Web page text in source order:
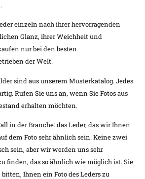
einzeln nach ihrer hervorragenden
Glanz, ihrer Weichheit und
nur bei den besten
der Welt.
sind aus unserem Musterkatalog. Jedes
Rufen Sie uns an, wenn Sie Fotos aus
erhalten möchten.
in der Branche: das Leder, das wir Ihnen
dem Foto sehr ähnlich sein. Keine zwei
sein, aber wir werden uns sehr
finden, das so ähnlich wie möglich ist. Sie
Ihnen ein Foto des Leders zu